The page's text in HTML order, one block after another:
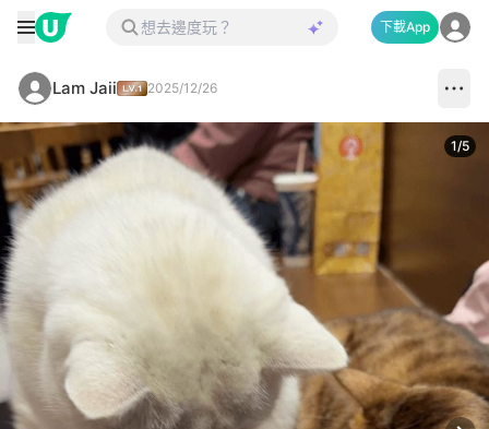
下載App
Lam Jaii 2025/12/26
1/5